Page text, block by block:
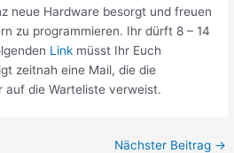
neue Hardware besorgt und freuen
zu programmieren. Ihr dürft 8 – 14
Link müsst Ihr Euch
zeitnah eine Mail, die die
auf die Warteliste verweist.
Nächster Beitrag →